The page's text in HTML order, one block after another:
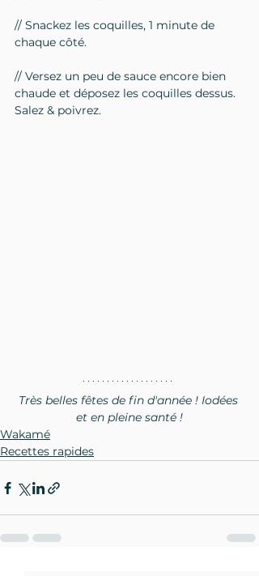
// Snackez les coquilles, 1 minute de
chaque côté.
// Versez un peu de sauce encore bien
chaude et déposez les coquilles dessus.
Salez & poivrez.
Très belles fêtes de fin d'année ! Iodées
et en pleine santé !
Wakamé
Recettes rapides